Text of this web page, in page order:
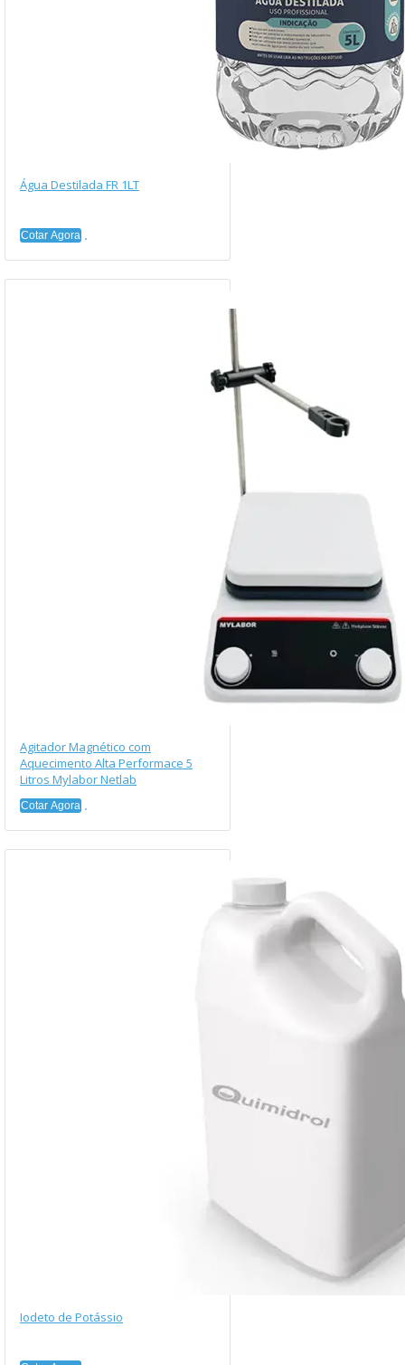
Água Destilada FR 1LT
Cotar Agora
Agitador Magnético com
Aquecimento Alta Performace 5
Litros Mylabor Netlab
Cotar Agora
Iodeto de Potássio